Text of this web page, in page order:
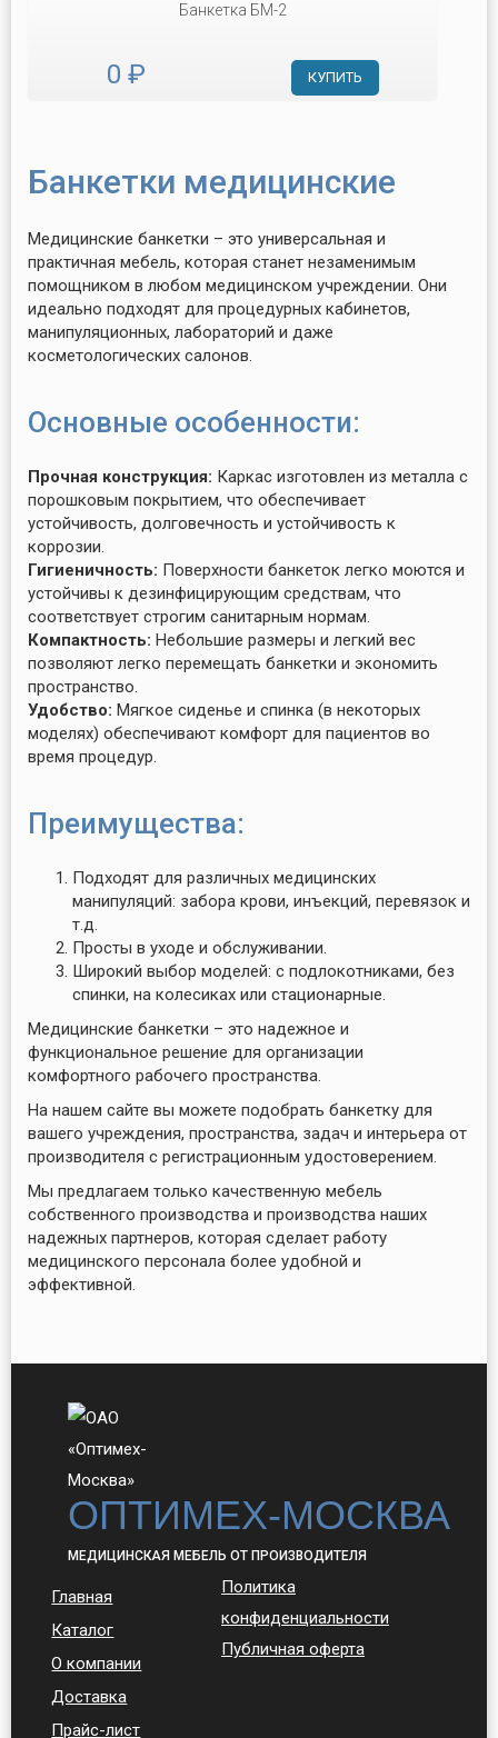
Банкетка БМ-2
0 ₽ КУПИТЬ
Банкетки медицинские
Медицинские банкетки – это универсальная и
практичная мебель, которая станет незаменимым
помощником в любом медицинском учреждении. Они
идеально подходят для процедурных кабинетов,
манипуляционных, лабораторий и даже
косметологических салонов.
Основные особенности:
Прочная конструкция: Каркас изготовлен из металла с
порошковым покрытием, что обеспечивает
устойчивость, долговечность и устойчивость к
коррозии.
Гигиеничность: Поверхности банкеток легко моются и
устойчивы к дезинфицирующим средствам, что
соответствует строгим санитарным нормам.
Компактность: Небольшие размеры и легкий вес
позволяют легко перемещать банкетки и экономить
пространство.
Удобство: Мягкое сиденье и спинка (в некоторых
моделях) обеспечивают комфорт для пациентов во
время процедур.
Преимущества:
Подходят для различных медицинских
манипуляций: забора крови, инъекций, перевязок и
т.д.
Просты в уходе и обслуживании.
Широкий выбор моделей: с подлокотниками, без
спинки, на колесиках или стационарные.
Медицинские банкетки – это надежное и
функциональное решение для организации
комфортного рабочего пространства.
На нашем сайте вы можете подобрать банкетку для
вашего учреждения, пространства, задач и интерьера от
производителя с регистрационным удостоверением.
Мы предлагаем только качественную мебель
собственного производства и производства наших
надежных партнеров, которая сделает работу
медицинского персонала более удобной и
эффективной.
ОПТИМЕХ-МОСКВА
МЕДИЦИНСКАЯ МЕБЕЛЬ ОТ ПРОИЗВОДИТЕЛЯ
Главная
Каталог
О компании
Доставка
Прайс-лист
Политика
конфиденциальности
Публичная оферта